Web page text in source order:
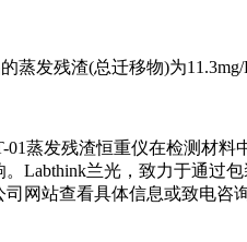
发残渣(总迁移物)为11.3mg/
蒸发残渣恒重仪在检测材
Labthink兰光，致力于通过
网站查看具体信息或致电咨